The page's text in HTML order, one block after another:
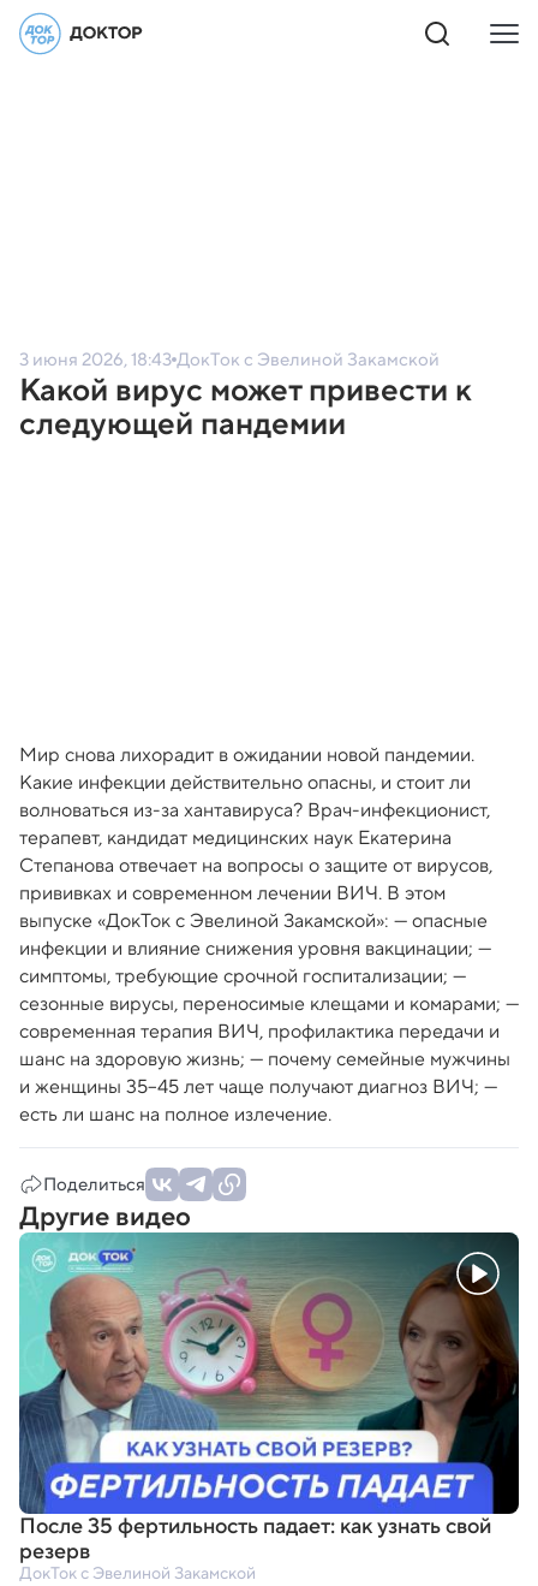
3 июня 2026, 18:43ДокТок с Эвелиной Закамской
Какой вирус может привести к
следующей пандемии
Мир снова лихорадит в ожидании новой пандемии.
Какие инфекции действительно опасны, и стоит ли
волноваться из-за хантавируса? Врач-инфекционист,
терапевт, кандидат медицинских наук Екатерина
Степанова отвечает на вопросы о защите от вирусов,
прививках и современном лечении ВИЧ. В этом
выпуске «ДокТок с Эвелиной Закамской»: — опасные
инфекции и влияние снижения уровня вакцинации; —
симптомы, требующие срочной госпитализации; —
сезонные вирусы, переносимые клещами и комарами; —
современная терапия ВИЧ, профилактика передачи и
шанс на здоровую жизнь; — почему семейные мужчины
и женщины 35–45 лет чаще получают диагноз ВИЧ; —
есть ли шанс на полное излечение.
Поделиться
Другие видео
После 35 фертильность падает: как узнать свой
резерв
ДокТок с Эвелиной Закамской